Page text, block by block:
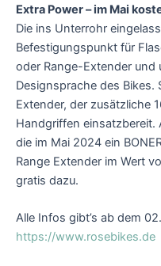
Extra Power – im Mai
Die ins Unterrohr
Befestigungspunkt für
oder Range-Extender und
Designsprache des Bikes.
Extender, der zusätzliche
Handgriffen einsatzbereit.
die im Mai 2024 ein
Range Extender im Wert
gratis dazu.
Alle Infos gibt’s ab dem
https://www.rosebikes.de